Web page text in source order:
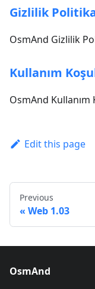
Gizlilik
OsmAnd Gizlilik
Kullanım
OsmAnd Kullanım
Edit this page
Previous
Web 1.03
OsmAnd